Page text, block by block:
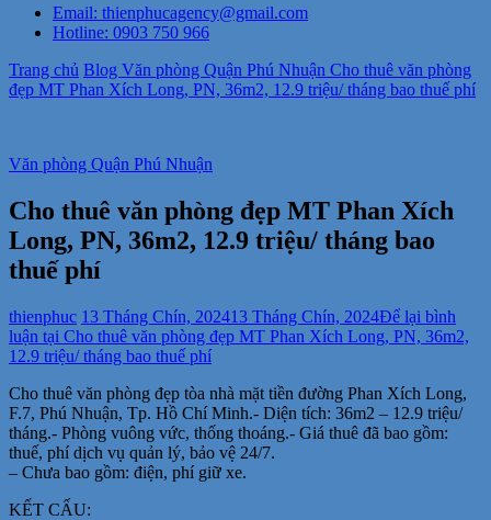
Email: thienphucagency@gmail.com
Hotline: 0903 750 966
Trang chủ Blog Văn phòng Quận Phú Nhuận Cho thuê văn phòng
đẹp MT Phan Xích Long, PN, 36m2, 12.9 triệu/ tháng bao thuế phí
Văn phòng Quận Phú Nhuận
Cho thuê văn phòng đẹp MT Phan Xích
Long, PN, 36m2, 12.9 triệu/ tháng bao
thuế phí
thienphuc 13 Tháng Chín, 202413 Tháng Chín, 2024Để lại bình
luận tại Cho thuê văn phòng đẹp MT Phan Xích Long, PN, 36m2,
12.9 triệu/ tháng bao thuế phí
Cho thuê văn phòng đẹp tòa nhà mặt tiền đường Phan Xích Long,
F.7, Phú Nhuận, Tp. Hồ Chí Minh.- Diện tích: 36m2 – 12.9 triệu/
tháng.- Phòng vuông vức, thống thoáng.- Giá thuê đã bao gồm:
thuế, phí dịch vụ quản lý, bảo vệ 24/7.
– Chưa bao gồm: điện, phí giữ xe.
KẾT CẤU: